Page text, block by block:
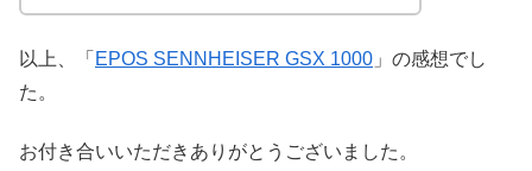
以上、「 EPOS SENNHEISER GSX 1000 」の感想でし
た。
お付き合いいただきありがとうございました。